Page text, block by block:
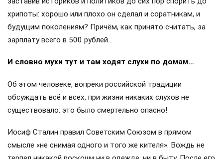
хрипоты: хорошо или плохо он сделал и соратникам, и
будущим поколениям? Причём, как принято считать, за
зарплату всего в 500 рублей…
И словно мухи тут и там ходят слухи по домам…
Об этом человеке, вопреки российской традиции
обсуждать всё и всех, при жизни никаких слухов не
существовало: это было смертельно опасно!
Иосиф Сталин правил Советским Союзом в прямом
смысле «не снимая одного и того же кителя». Вождь не